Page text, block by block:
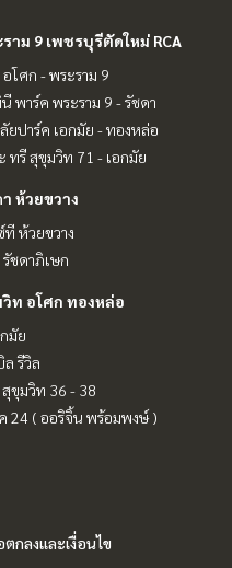
าม 9 เพชรบุรีตัดใหม่ RCA
โศก - พระราม 9
พาร์ค พระราม 9 - รัชดา
ยปาร์ค เอกมัย - ทองหล่อ
ทรี สุขุมวิท 71 - เอกมัย
ห้วยขวาง
ที ห้วยขวาง
ชดาภิเษก
ท อโศก ทองหล่อ
มัย
ล รีวิล
ขุมวิท 36 - 38
24 ( ออริจิ้น พร้อมพงษ์ )
ตกลงและเงื่อนไข